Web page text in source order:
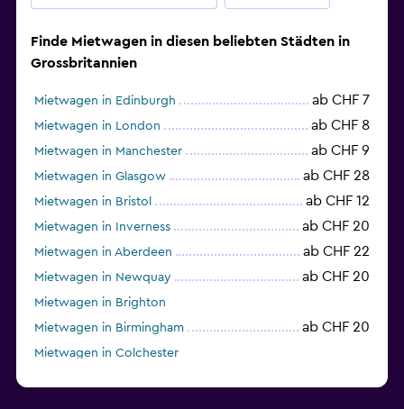
Finde Mietwagen in diesen beliebten Städten in
Grossbritannien
Mietwagen in Edinburgh ab CHF 7
Mietwagen in London ab CHF 8
Mietwagen in Manchester ab CHF 9
Mietwagen in Glasgow ab CHF 28
Mietwagen in Bristol ab CHF 12
Mietwagen in Inverness ab CHF 20
Mietwagen in Aberdeen ab CHF 22
Mietwagen in Newquay ab CHF 20
Mietwagen in Brighton
Mietwagen in Birmingham
ab CHF 20
Mietwagen in Colchester